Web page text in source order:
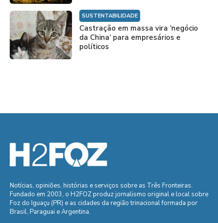
SUSTENTABILIDADE
Castração em massa vira ‘negócio
da China’ para empresários e
políticos
Notícias, opiniões, histórias e serviços sobre as Três Fronteiras.
Fundado em 2003, o H2FOZ produz jornalismo original e local sobre
Foz do Iguaçu (PR) e as cidades da região trinacional formada por
Brasil, Paraguai e Argentina.